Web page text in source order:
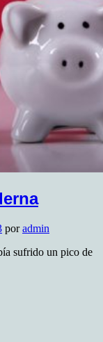
poradmin
sufrido un pico de